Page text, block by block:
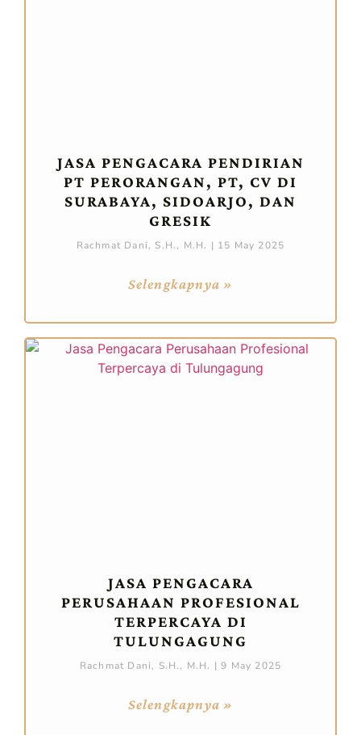
JASA PENGACARA PENDIRIAN
PT PERORANGAN, PT, CV DI
SURABAYA, SIDOARJO, DAN
GRESIK
Rachmat Dani, S.H., M.H. 15 May 2025
Selengkapnya »
JASA PENGACARA
PERUSAHAAN PROFESIONAL
TERPERCAYA DI
TULUNGAGUNG
Rachmat Dani, S.H., M.H. 9 May 2025
Selengkapnya »